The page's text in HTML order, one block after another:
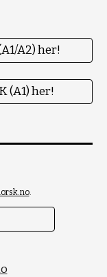
A2) her!
(A1) her!
.